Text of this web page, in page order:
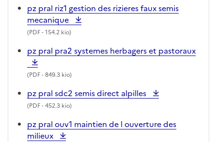
pz pral riz1 gestion des rizieres faux semis
mecanique
(PDF- 154.2 kio)
pz pral pra2 systemes herbagers et pastoraux
(PDF- 849.3 kio)
pz pral sdc2 semis direct alpilles
(PDF- 452.3 kio)
pz pral ouv1 maintien de l ouverture des
milieux